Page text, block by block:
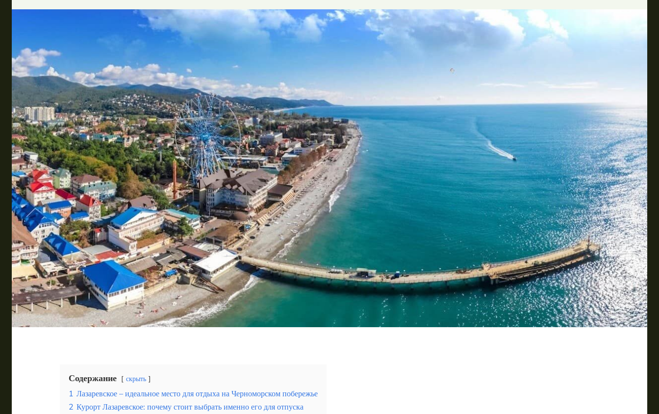
Топ мест отдыха
Анапа
Алтай
Кавказские Минеральные Воды
Калининград
Крым
Сочи
Египет
ОАЭ
Таиланд
Турция
Шри-Ланка
Вид отдыха
Горы
Море
Содержание скрыть
1 Лазаревское – идеальное место для отдыха на Черноморском побережье
2 Курорт Лазаревское: почему стоит выбрать именно его для отпуска